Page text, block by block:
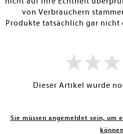
von Verbrauchern
Produkte tatsächlich gar
Dieser Artikel wurde
Sie müssen angemeldet sein, um
können